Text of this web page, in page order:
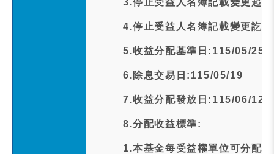
3.停止受益人名簿記載變更起
4.停止受益人名簿記載變更訖
5.收益分配基準日:115/05/25
6.除息交易日:115/05/19
7.收益分配發放日:115/06/12
8.分配收益標準:
1.本基金每受益權單位可分配